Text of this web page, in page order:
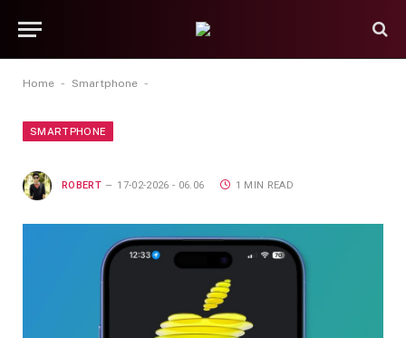
Home - Smartphone -
SMARTPHONE
ROBERT 17-02-2026 - 06.06 1 MIN READ